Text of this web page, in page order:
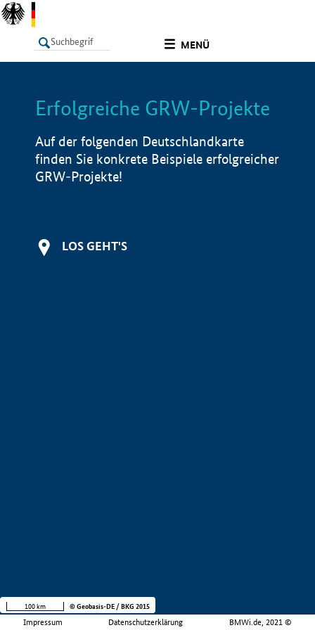
MENÜ
LISTE Info
Erfolgreiche GRW-Projekte
Auf der folgenden Deutschlandkarte
finden Sie konkrete Beispiele erfolgreicher
GRW-Projekte!
LOS GEHT'S
Impressum Datenschutzerklärung BMWi.de, 2021 ©
100 km © Geobasis-DE / BKG 2015